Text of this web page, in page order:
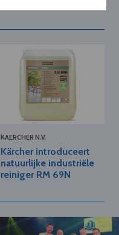
KAERCHER N.V.
Kärcher introduceert
natuurlijke industriële
reiniger RM 69N